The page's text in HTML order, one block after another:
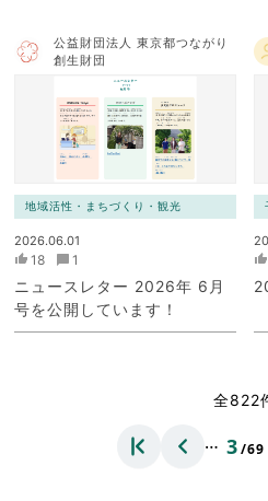
公益財団法人 東京都つながり
創生財団
地域活性・まちづくり・観光
2026.06.01
18 1
ニュースレター 2026年 6月
号を公開しています！
全822
… 3/69